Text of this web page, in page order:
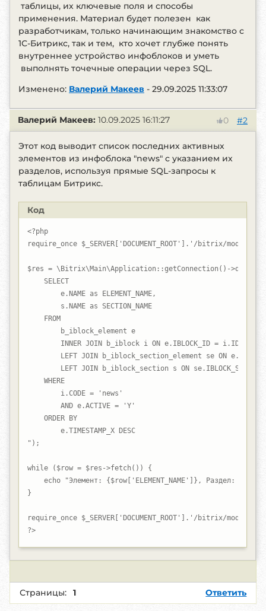
таблицы, их ключевые поля и способы
применения. Материал будет полезен как
разработчикам, только начинающим знакомство с
1С-Битрикс, так и тем, кто хочет глубже понять
внутреннее устройство инфоблоков и уметь
выполнять точечные операции через SQL.
Изменено: Валерий Макеев - 29.09.2025 11:33:07
#2
0
Валерий Макеев: 10.09.2025 16:11:27
Этот код выводит список последних активных
элементов из инфоблока "news" с указанием их
разделов, используя прямые SQL-запросы к
таблицам Битрикс.
Код
<?php
require_once $_SERVER['DOCUMENT_ROOT'].'/bitrix/
$res = \Bitrix\Main\Application::getConnection()->query("
SELECT
e.NAME as ELEMENT_NAME,
s.NAME as SECTION_NAME
FROM
b_iblock_element e
INNER JOIN b_iblock i ON e.IBLOCK_ID = i.ID
LEFT JOIN b_iblock_section_element se ON e.ID =
LEFT JOIN b_iblock_section s ON
WHERE
i.CODE = 'news'
AND e.ACTIVE = 'Y'
ORDER BY
e.TIMESTAMP_X DESC
");
while ($row = $res->fetch()) {
echo "Элемент: {$row['ELEMENT_NAME']}, Раздел:
}
require_once $_SERVER['DOCUMENT_ROOT'].'/bitrix/
?>
Страницы: 1 Ответить